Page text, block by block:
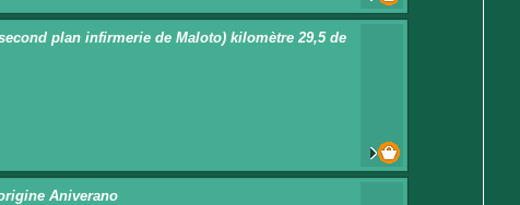
plan infirmerie de Maloto) kilomètre 29,5 de
Aniverano